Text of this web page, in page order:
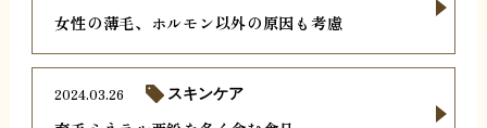
女性の薄毛、ホルモン以外の原因も考慮
2024.03.26 スキンケア